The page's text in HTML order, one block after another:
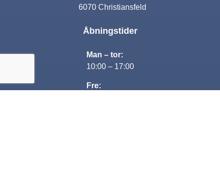
6070 Christiansfeld
Åbningstider
Man – tor:
10:00 – 17:00
Fre: